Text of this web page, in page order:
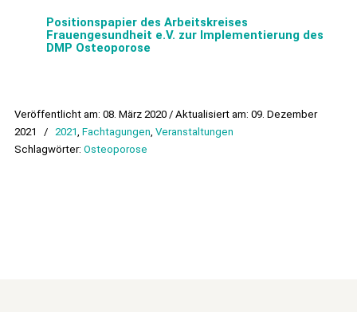
Positionspapier des Arbeitskreises
Frauengesundheit e.V. zur Implementierung des
DMP Osteoporose
Veröffentlicht am: 08. März 2020 / Aktualisiert am: 09. Dezember
2021
/ 2021, Fachtagungen, Veranstaltungen
Schlagwörter: Osteoporose